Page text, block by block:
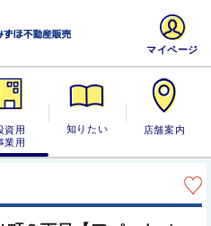
・事業
用
知りたい 店舗案内
マイページ